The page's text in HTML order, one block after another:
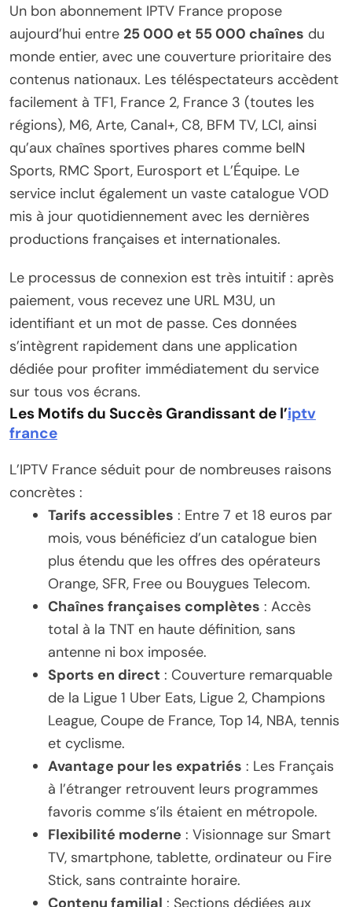
Un bon abonnement IPTV France propose
aujourd’hui entre 25 000 et 55 000 chaînes du
monde entier, avec une couverture prioritaire des
contenus nationaux. Les téléspectateurs accèdent
facilement à TF1, France 2, France 3 (toutes les
régions), M6, Arte, Canal+, C8, BFM TV, LCI, ainsi
qu’aux chaînes sportives phares comme beIN
Sports, RMC Sport, Eurosport et L’Équipe. Le
service inclut également un vaste catalogue VOD
mis à jour quotidiennement avec les dernières
productions françaises et internationales.
Le processus de connexion est très intuitif : après
paiement, vous recevez une URL M3U, un
identifiant et un mot de passe. Ces données
s’intègrent rapidement dans une application
dédiée pour profiter immédiatement du service
sur tous vos écrans.
Les Motifs du Succès Grandissant de l’iptv
france
L’IPTV France séduit pour de nombreuses raisons
concrètes :
Tarifs accessibles : Entre 7 et 18 euros par
mois, vous bénéficiez d’un catalogue bien
plus étendu que les offres des opérateurs
Orange, SFR, Free ou Bouygues Telecom.
Chaînes françaises complètes : Accès
total à la TNT en haute définition, sans
antenne ni box imposée.
Sports en direct : Couverture remarquable
de la Ligue 1 Uber Eats, Ligue 2, Champions
League, Coupe de France, Top 14, NBA, tennis
et cyclisme.
Avantage pour les expatriés : Les Français
à l’étranger retrouvent leurs programmes
favoris comme s’ils étaient en métropole.
Flexibilité moderne : Visionnage sur Smart
TV, smartphone, tablette, ordinateur ou Fire
Stick, sans contrainte horaire.
Contenu familial : Sections dédiées aux